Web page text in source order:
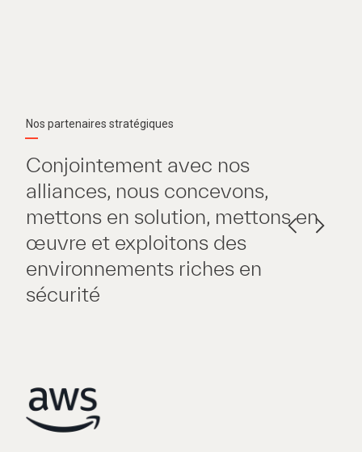
Nos partenaires stratégiques
Conjointement avec nos
alliances, nous concevons,
mettons en solution, mettons en
œuvre et exploitons des
environnements riches en
sécurité